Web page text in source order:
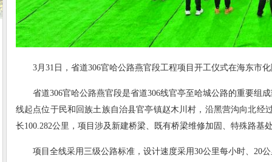
3月31日，省道306官哈公路燕官段工程项目开工仪式在海东市
省道306官哈公路燕官段是省道306线官亭至哈城公路的重要组
线起点位于民和回族土族自治县官亭镇赵木川村，沿黑营沟向北
长100.282公里，项目涉及新建桥梁、既有桥梁维修加固、特殊路基
项目全线采用三级公路标准，设计速度采用30公里每小时、20